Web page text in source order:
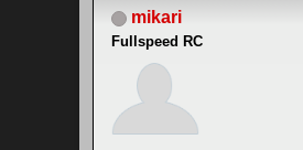
mikari
Fullspeed RC